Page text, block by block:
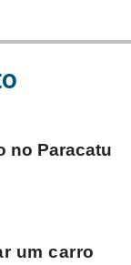
no Paracatu
um carro